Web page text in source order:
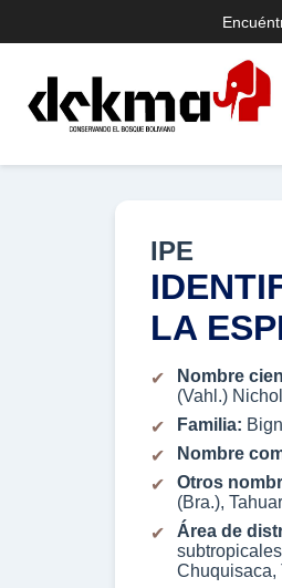
IPE
LA
Nombre
(Vahl.)
Familia:
Nombre
Otros
(Bra.),
Área de
Chuquisaca,